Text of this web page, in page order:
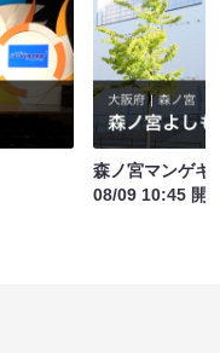
森ノ宮マンゲキ
08/09 10:45 開